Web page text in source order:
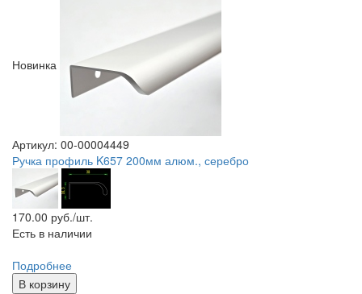
Новинка
Артикул: 00-00004449
Ручка профиль K657 200мм алюм., серебро
170.00 руб./шт.
Есть в наличии
Подробнее
В корзину